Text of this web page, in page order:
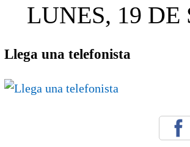
LUNES, 19 DE
Llega una telefonista